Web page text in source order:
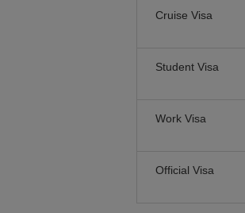
Cruise Visa
Student Visa
Work Visa
Official Visa